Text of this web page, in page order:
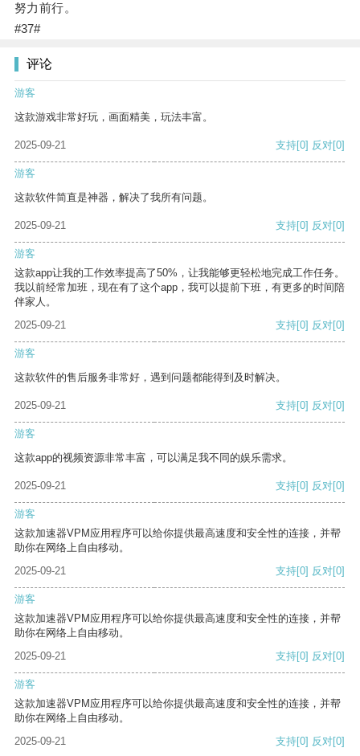
努力前行。
#37#
评论
游客
这款游戏非常好玩，画面精美，玩法丰富。
2025-09-21 支持[0] 反对[0]
游客
这款软件简直是神器，解决了我所有问题。
2025-09-21 支持[0] 反对[0]
游客
这款app让我的工作效率提高了50%，让我能够更轻松地完成工作任务。
我以前经常加班，现在有了这个app，我可以提前下班，有更多的时间陪
伴家人。
2025-09-21
支持[0] 反对[0]
游客
这款软件的售后服务非常好，遇到问题都能得到及时解决。
2025-09-21 支持[0] 反对[0]
游客
这款app的视频资源非常丰富，可以满足我不同的娱乐需求。
2025-09-21 支持[0] 反对[0]
游客
这款加速器VPM应用程序可以给你提供最高速度和安全性的连接，并帮
助你在网络上自由移动。
2025-09-21
支持[0] 反对[0]
游客
这款加速器VPM应用程序可以给你提供最高速度和安全性的连接，并帮
助你在网络上自由移动。
2025-09-21
支持[0] 反对[0]
游客
这款加速器VPM应用程序可以给你提供最高速度和安全性的连接，并帮
助你在网络上自由移动。
2025-09-21
支持[0] 反对[0]